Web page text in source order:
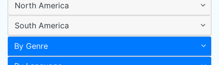
North America
South America
By Genre